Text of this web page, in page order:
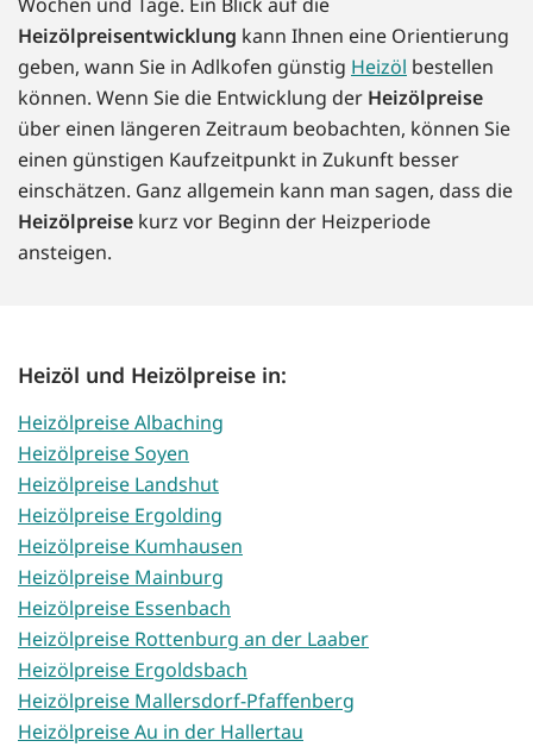
Heizölpreisentwicklung kann Ihnen eine Orientierung
geben, wann Sie in Adlkofen günstig Heizöl bestellen
können. Wenn Sie die Entwicklung der Heizölpreise
über einen längeren Zeitraum beobachten, können Sie
einen günstigen Kaufzeitpunkt in Zukunft besser
einschätzen. Ganz allgemein kann man sagen, dass die
Heizölpreise kurz vor Beginn der Heizperiode
ansteigen.
Heizöl und Heizölpreise in:
Heizölpreise Albaching
Heizölpreise Soyen
Heizölpreise Landshut
Heizölpreise Ergolding
Heizölpreise Kumhausen
Heizölpreise Mainburg
Heizölpreise Essenbach
Heizölpreise Rottenburg an der Laaber
Heizölpreise Ergoldsbach
Heizölpreise Mallersdorf-Pfaffenberg
Heizölpreise Au in der Hallertau